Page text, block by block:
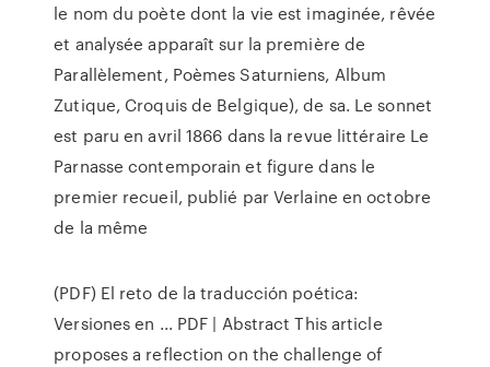
le nom du poète dont la vie est imaginée, rêvée
et analysée apparaît sur la première de
Parallèlement, Poèmes Saturniens, Album
Zutique, Croquis de Belgique), de sa. Le sonnet
est paru en avril 1866 dans la revue littéraire Le
Parnasse contemporain et figure dans le
premier recueil, publié par Verlaine en octobre
de la même
(PDF) El reto de la traducción poética:
Versiones en ... PDF | Abstract This article
proposes a reflection on the challenge of